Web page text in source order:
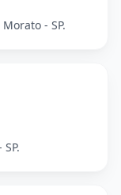
- SP.